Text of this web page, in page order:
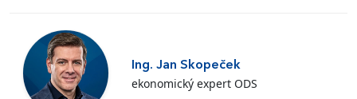
Ing. Jan Skopeček
ekonomický expert ODS